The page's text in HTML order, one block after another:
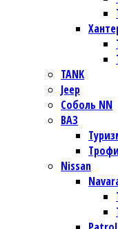
TANK
Jeep
Соболь NN
ВАЗ
Nissan